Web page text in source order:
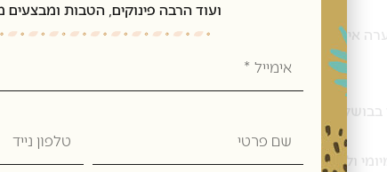
בבושקות
ולאירוח
ועוד הרבה פינוקים, הטבות ומבצעים
פרטי
נייד